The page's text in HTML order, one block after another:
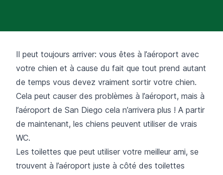
Il peut toujours arriver: vous êtes à l’aéroport avec
votre chien et à cause du fait que tout prend autant
de temps vous devez vraiment sortir votre chien.
Cela peut causer des problèmes à l’aéroport, mais à
l’aéroport de San Diego cela n’arrivera plus ! A partir
de maintenant, les chiens peuvent utiliser de vrais
WC.
Les toilettes que peut utiliser votre meilleur ami, se
trouvent à l’aéroport juste à côté des toilettes